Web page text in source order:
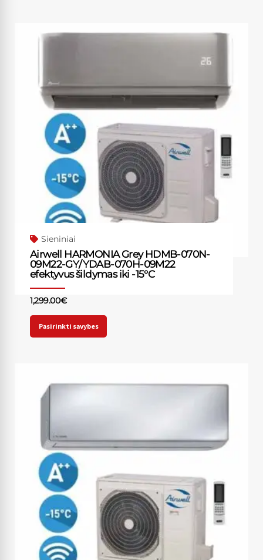
Sieniniai
Airwell HARMONIA Grey HDMB-070N-
09M22-GY/YDAB-070H-09M22
efektyvus šildymas iki -15°C
1,299.00€
Pasirinkti savybes
product
The
options
chosen
product
page